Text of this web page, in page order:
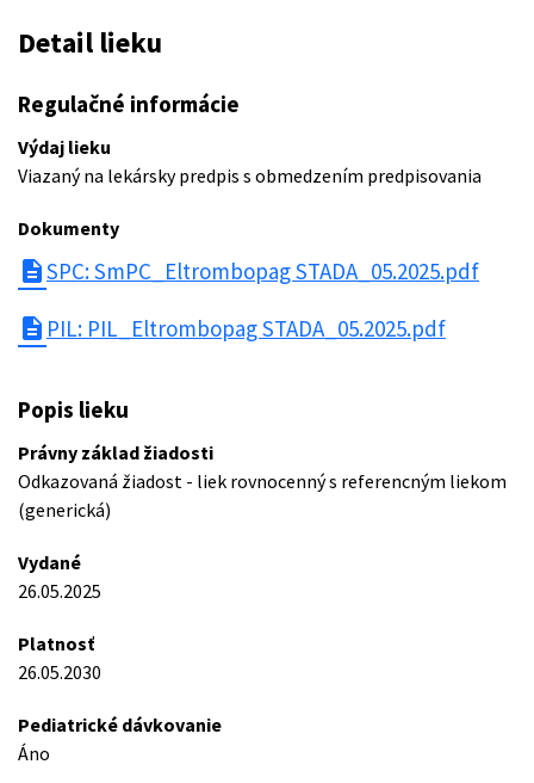
Detail lieku
Regulačné informácie
Výdaj lieku
Viazaný na lekársky predpis s obmedzením predpisovania
Dokumenty
descriptionSPC: SmPC_Eltrombopag STADA_05.2025.pdf
description PIL: PIL_Eltrombopag STADA_05.2025.pdf
Popis lieku
Právny základ žiadosti
Odkazovaná žiadost - liek rovnocenný s referencným liekom
(generická)
Vydané
26.05.2025
Platnosť
26.05.2030
Pediatrické dávkovanie
Áno